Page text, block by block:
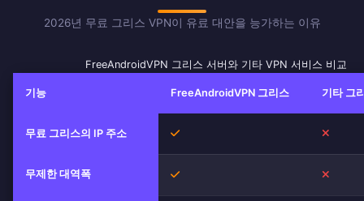
2026년 무료 그리스 VPN이 유료 대안을 능가하는 이유
FreeAndroidVPN 그리스 서버와 기타 VPN 서비스 비교
기능 FreeAndroidVPN 그리스 기타 그
무료 그리스의 IP 주소 예
무제한 대역폭 예